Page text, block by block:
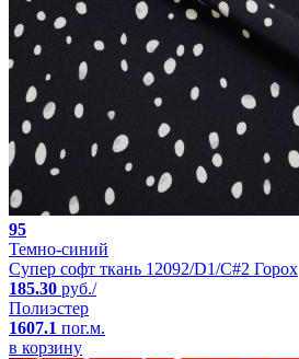
95
Темно-синий
Супер софт ткань 12092/D1/C#2 Горох
185.30 руб./
Полиэстер
1607.1 пог.м.
в корзину